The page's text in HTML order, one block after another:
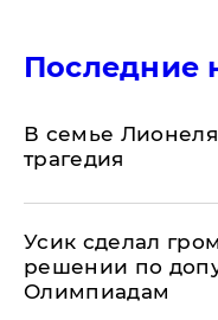
Последние
В семье
трагедия
Усик сделал
решении по
Олимпиадам